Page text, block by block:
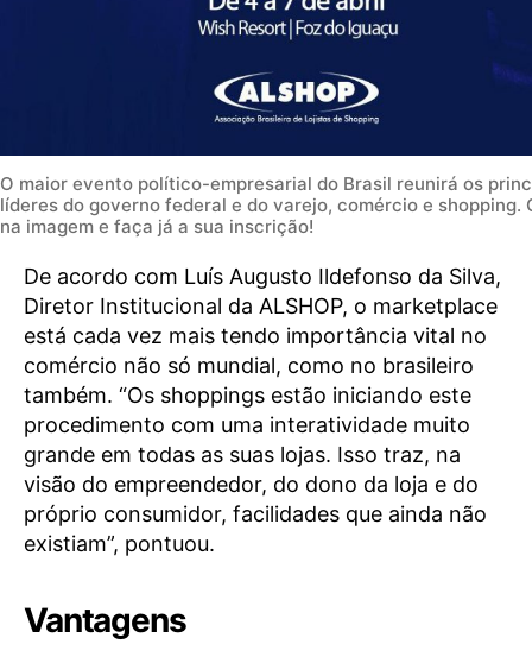
O maior evento político-empresarial do Brasil reunirá os
líderes do governo federal e do varejo, comércio e shopping.
na imagem e faça já a sua inscrição!
De acordo com Luís Augusto Ildefonso da Silva,
Diretor Institucional da ALSHOP, o marketplace
está cada vez mais tendo importância vital no
comércio não só mundial, como no brasileiro
também. “Os shoppings estão iniciando este
procedimento com uma interatividade muito
grande em todas as suas lojas. Isso traz, na
visão do empreendedor, do dono da loja e do
próprio consumidor, facilidades que ainda não
existiam”, pontuou.
Vantagens